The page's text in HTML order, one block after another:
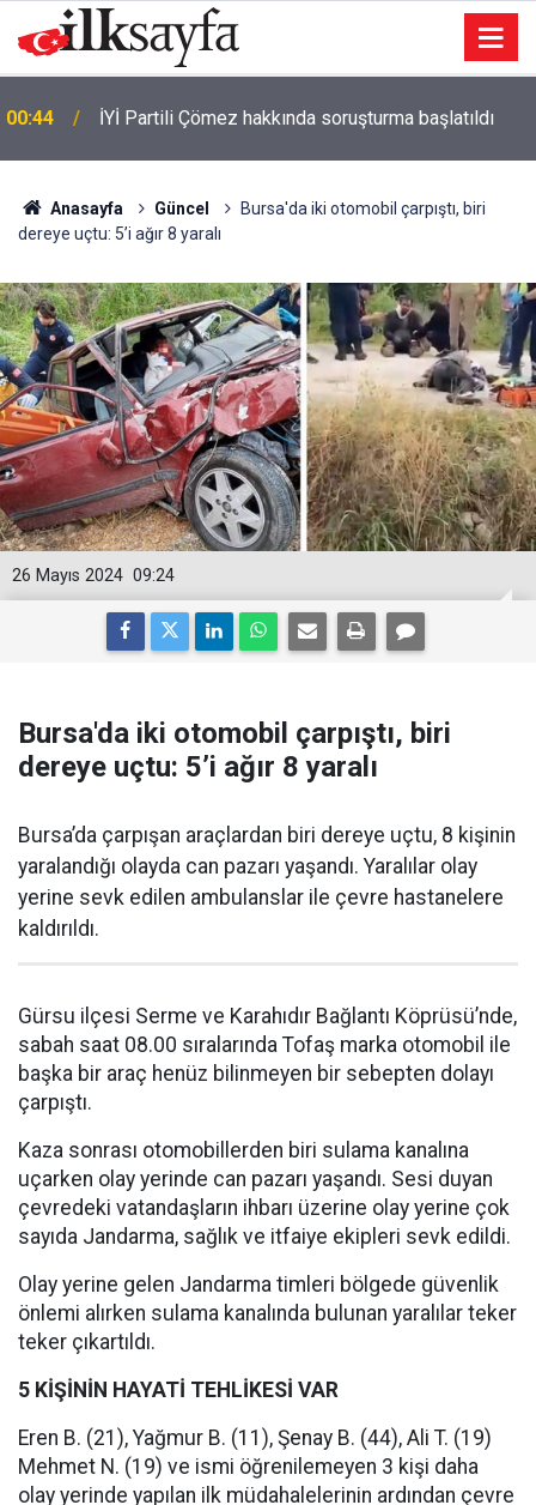
00:44 İYİ Partili Çömez hakkında soruşturma başlatıldı
Anasayfa Güncel
Bursa'da iki otomobil çarpıştı, biri
dereye uçtu: 5’i ağır 8 yaralı
09:24
26 Mayıs 2024
Bursa'da iki otomobil çarpıştı, biri
dereye uçtu: 5’i ağır 8 yaralı
Bursa’da çarpışan araçlardan biri dereye uçtu, 8 kişinin
yaralandığı olayda can pazarı yaşandı. Yaralılar olay
yerine sevk edilen ambulanslar ile çevre hastanelere
kaldırıldı.
Gürsu ilçesi Serme ve Karahıdır Bağlantı Köprüsü’nde,
sabah saat 08.00 sıralarında Tofaş marka otomobil ile
başka bir araç henüz bilinmeyen bir sebepten dolayı
çarpıştı.
Kaza sonrası otomobillerden biri sulama kanalına
uçarken olay yerinde can pazarı yaşandı. Sesi duyan
çevredeki vatandaşların ihbarı üzerine olay yerine çok
sayıda Jandarma, sağlık ve itfaiye ekipleri sevk edildi.
Olay yerine gelen Jandarma timleri bölgede güvenlik
önlemi alırken sulama kanalında bulunan yaralılar teker
teker çıkartıldı.
5 KİŞİNİN HAYATİ TEHLİKESİ VAR
Eren B. (21), Yağmur B. (11), Şenay B. (44), Ali T. (19)
Mehmet N. (19) ve ismi öğrenilemeyen 3 kişi daha
olay yerinde yapılan ilk müdahalelerinin ardından çevre